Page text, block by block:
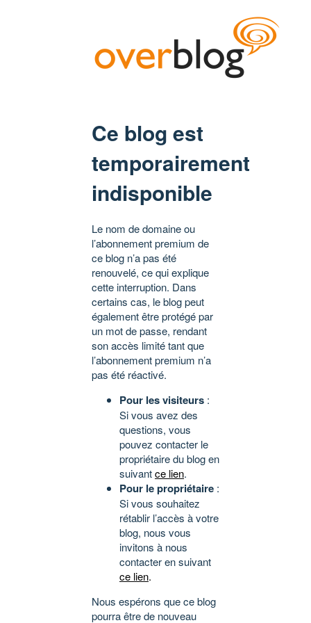
Ce blog est
temporairement
indisponible
Le nom de domaine ou
l’abonnement premium de
ce blog n’a pas été
renouvelé, ce qui explique
cette interruption. Dans
certains cas, le blog peut
également être protégé par
un mot de passe, rendant
son accès limité tant que
l’abonnement premium n’a
pas été réactivé.
Pour les visiteurs :
Si vous avez des
questions, vous
pouvez contacter le
propriétaire du blog en
suivantce lien.
Pour le propriétaire :
Si vous souhaitez
rétablir l’accès à votre
blog, nous vous
invitons à nous
contacter en suivant
ce lien.
Nous espérons que ce blog
pourra être de nouveau